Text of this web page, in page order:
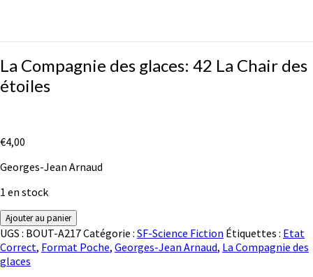
La
Compagnie
des
Chair
étoiles
La Compagnie des glaces: 42 La Chair des
étoiles
€4,00
Georges-Jean Arnaud
1 en stock
quantité
de
La
Compagnie
Ajouter au panier
UGS : BOUT-A217Catégorie : SF-Science Fiction Étiquettes : Etat
Correct, Format Poche, Georges-Jean Arnaud, La Compagnie des
glaces